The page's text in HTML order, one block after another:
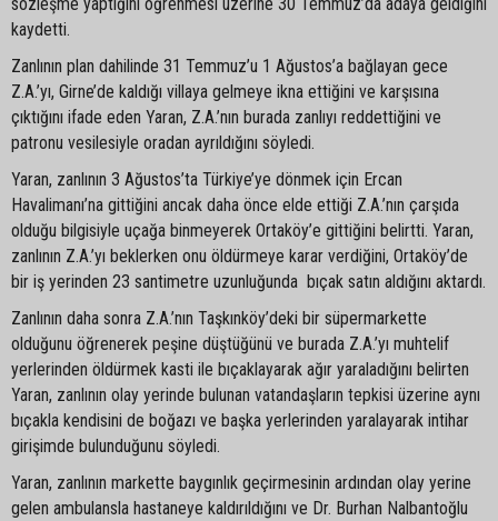
kaydetti.
Zanlının plan dahilinde 31 Temmuz’u 1 Ağustos’a bağlayan gece
Z.A.’yı, Girne’de kaldığı villaya gelmeye ikna ettiğini ve karşısına
çıktığını ifade eden Yaran, Z.A.’nın burada zanlıyı reddettiğini ve
patronu vesilesiyle oradan ayrıldığını söyledi.
Yaran, zanlının 3 Ağustos’ta Türkiye’ye dönmek için Ercan
Havalimanı’na gittiğini ancak daha önce elde ettiği Z.A.’nın çarşıda
olduğu bilgisiyle uçağa binmeyerek Ortaköy’e gittiğini belirtti. Yaran,
zanlının Z.A.’yı beklerken onu öldürmeye karar verdiğini, Ortaköy’de
bir iş yerinden 23 santimetre uzunluğunda bıçak satın aldığını aktardı.
Zanlının daha sonra Z.A.’nın Taşkınköy’deki bir süpermarkette
olduğunu öğrenerek peşine düştüğünü ve burada Z.A.’yı muhtelif
yerlerinden öldürmek kasti ile bıçaklayarak ağır yaraladığını belirten
Yaran, zanlının olay yerinde bulunan vatandaşların tepkisi üzerine aynı
bıçakla kendisini de boğazı ve başka yerlerinden yaralayarak intihar
girişimde bulunduğunu söyledi.
Yaran, zanlının markette baygınlık geçirmesinin ardından olay yerine
gelen ambulansla hastaneye kaldırıldığını ve Dr. Burhan Nalbantoğlu